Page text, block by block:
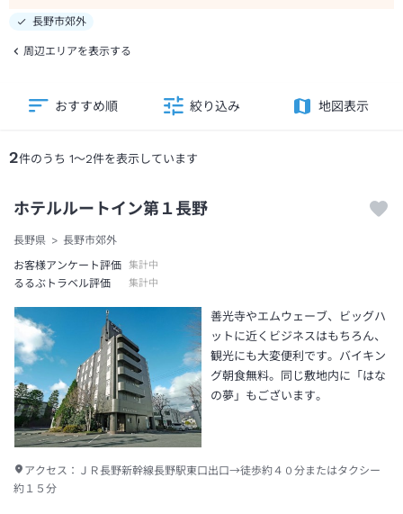
長野市郊外
周辺エリアを表示する
2件のうち 1～2件を表示しています
おすすめ順 絞り込み 地図表示
ホテルルートイン第１長野
長野県
長野市郊外
お客様アンケート評価
集計中
るるぶトラベル評価 集計中
善光寺やエムウェーブ、ビッグハ
ットに近くビジネスはもちろん、
観光にも大変便利です。バイキン
グ朝食無料。同じ敷地内に「はな
の夢」もございます。
アクセス： ＪＲ長野新幹線長野駅東口出口→徒歩約４０分またはタクシー
約１５分